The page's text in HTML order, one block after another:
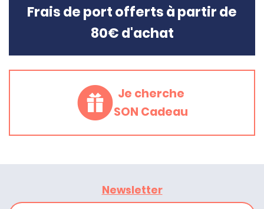
Frais de port offerts à partir de
80€ d'achat
Je cherche
SON Cadeau
Newsletter